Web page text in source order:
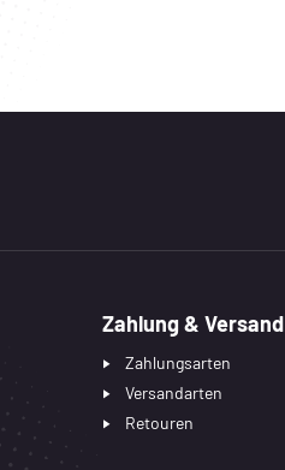
Zahlung & Versand
Zahlungsarten
Versandarten
Retouren